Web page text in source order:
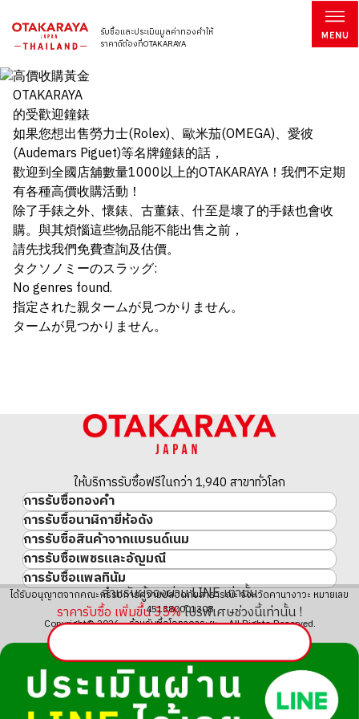
รับซื้อและประเมินมูลค่าทองคำให้
ราคาดีต้องที่OTAKARAYA
OTAKARAYA
的受歡迎鐘錶
如果您想出售勞力士(Rolex)、歐米茄(OMEGA)、愛彼
(Audemars Piguet)等名牌鐘錶的話，
歡迎到全國店舖數量1000以上的OTAKARAYA！我們不定期
有各種高價收購活動！
除了手錶之外、懷錶、古董錶、什至是壞了的手錶也會收
購。與其煩惱這些物品能不能出售之前，
請先找我們免費查詢及估價。
タクソノミーのスラッグ:
No genres found.
指定された親タームが見つかりません。
タームが見つかりません。
สำหรับผู้จองผ่าน LINE เท่านั้น
ราคารับซื้อ เพิ่มขึ้น35%โปรพิเศษช่วงนี้เท่านั้น !
ให้บริการรับซื้อฟรีในกว่า 1,940 สาขาทั่วโลก
การรับซื้อทองคำ
ทองคำ
ทองคำแท่ง
เหรียญทองคำ/เหรียญเงิน
ประวัติราคาทองคำ 10 ปี
ทองรูปพรรณ
แหวนทอง
สร้อยคอทอง・จี้ทอง
การรับซื้อนาฬิกายี่ห้อดัง
นาฬิกาแบรนด์เนม
Rolex
Patek Philippe
Audemars Piguet
Vacheron Constantin
A. Lange & Söhne
Breguet
การรับซื้อสินค้าจากแบรนด์เนม
สินค้าแบรนด์เนม
Cartier
LOUIS VUITTON
Hermès
CHANEL
CELINE
Fendi
Dior
การรับซื้อเพชรและอัญมณี
อัญมณี
เพชร
มรกต
ไพลิน
ทับทิม
การรับซื้อแพลทินัม
แพลทินัม
ได้รับอนุญาตจากคณะกรรมการความปลอดภัยสาธารณะ จังหวัดคานางาวะ หมายเลข
451380001308
Copyright© 2026 ร้านรับซื้อโอทาคาระยะ All Rights Reserved.